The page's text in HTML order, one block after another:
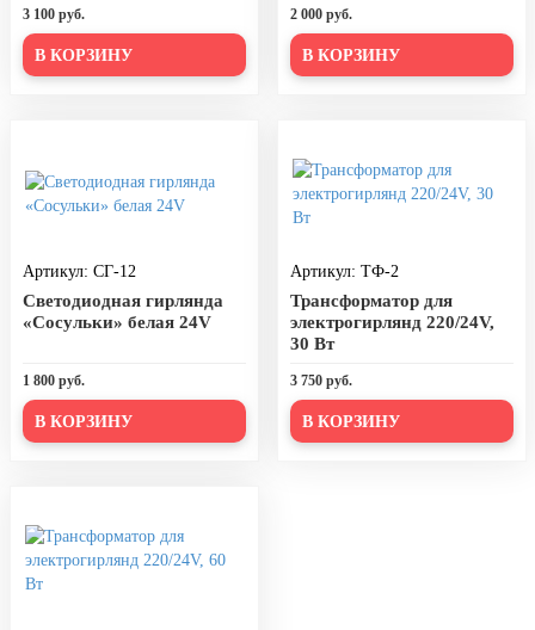
3 100 руб.
В КОРЗИНУ
2 000 руб.
В КОРЗИНУ
Артикул: СГ-12
Светодиодная гирлянда
«Сосульки» белая 24V
1 800 руб.
В КОРЗИНУ
Артикул: ТФ-2
Трансформатор для
электрогирлянд 220/24V,
30 Вт
3 750 руб.
В КОРЗИНУ